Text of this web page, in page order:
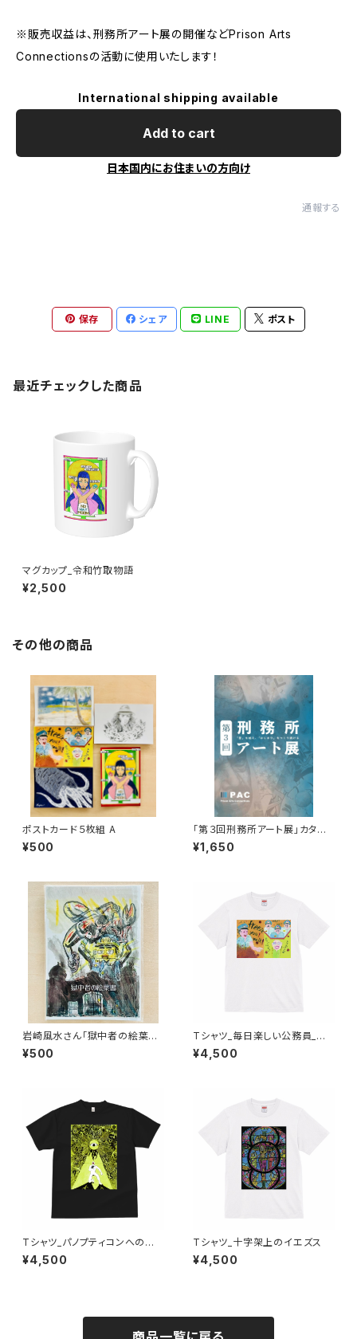
※販売収益は、刑務所アート展の開催などPrison Arts
Connectionsの活動に使用いたします！
International shipping available
Add to cart
日本国内にお住まいの方向け
通報する
保存 シェア LINE ポスト
最近チェックした商品
マグカップ_令和竹取物語
¥2,500
その他の商品
ポストカード５枚組 A
¥500
「第３回刑務所アート展」カタロ
グ
¥1,650
岩崎風水さん「獄中者の絵葉書」
６枚組
¥500
Tシャツ_毎日楽しい公務員_不
採択
¥4,500
Tシャツ_パノプティコンへの習
作”罠”
¥4,500
Tシャツ_十字架上のイエズス
¥4,500